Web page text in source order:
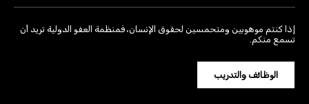
إذا كنتم موهوبين ومتحمسين لحقوق الإنسان، فمنظمة العفو الدولية تريد أن
تسمع منكم.
الوظائف والتدريب